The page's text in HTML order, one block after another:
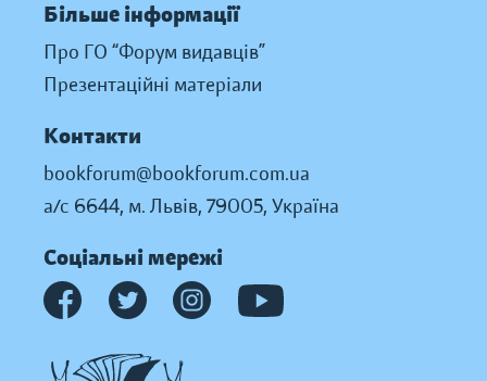
Більше інформації
Про ГО “Форум видавців”
Презентаційні матеріали
Контакти
bookforum@bookforum.com.ua
а/с 6644, м. Львів, 79005, Україна
Соціальні мережі